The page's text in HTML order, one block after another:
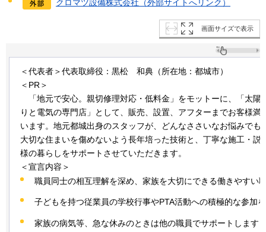
クロマツ設備株式会社（外部サイトへリンク）
画面サイズで表示
＜代表者＞代表取締役：黒松 和典（所在地：都城市）
＜PR＞
「地元で安心。親切修理対応・低料金」をモットーに、「太陽
りと電気の専門店」として、販売、設置、アフターまでお客様満
います。地元都城出身のスタッフが、どんなささいなお悩みでも
大切な住まいを傷めないよう長年培った技術と、丁寧な施工・説
様の暮らしをサポートさせていただきます。
＜宣言内容＞
職員同士の相互理解を深め、家族を大切にできる働きやすい
子どもを持つ従業員の学校行事やPTA活動への積極的な参加
家族の病気等、急な休みのときは他の職員でサポートします